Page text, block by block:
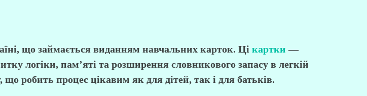
що займається виданням навчальних карток. Ці картки —
логіки, пам’яті та розширення словникового запасу в легкій
робить процес цікавим як для дітей, так і для батьків.